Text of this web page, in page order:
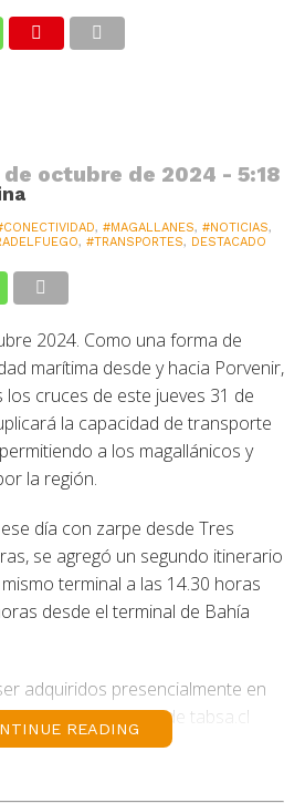
a Porvenir
largo
de octubre de 2024 - 5:18
, #MAGALLANES, #NOTICIAS,
, #TRANSPORTES, DESTACADO
2024. Como una forma de
marítima desde y hacia Porvenir,
cruces de este jueves 31 de
la capacidad de transporte
a los magallánicos y
la región.
día con zarpe desde Tres
se agregó un segundo itinerario
terminal a las 14.30 horas
desde el terminal de Bahía
adquiridos presencialmente en
remota a través de tabsa.cl
READING